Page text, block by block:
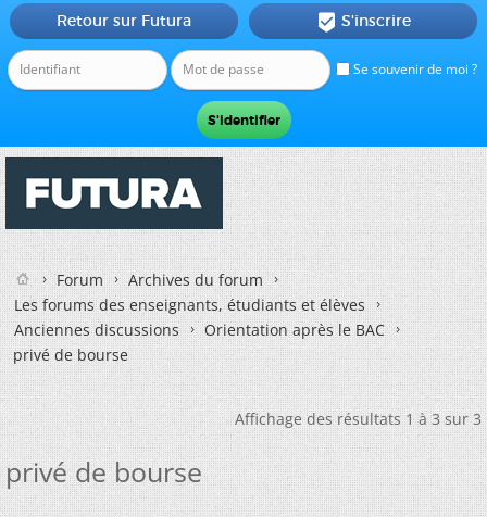
Se souvenir de moi ?
Retour sur Futura  S'inscrire
Forum
Archives du forum
Les forums des enseignants, étudiants et élèves
Anciennes discussions
Orientation après le BAC
privé de bourse
Affichage des résultats 1 à 3 sur 3
privé de bourse